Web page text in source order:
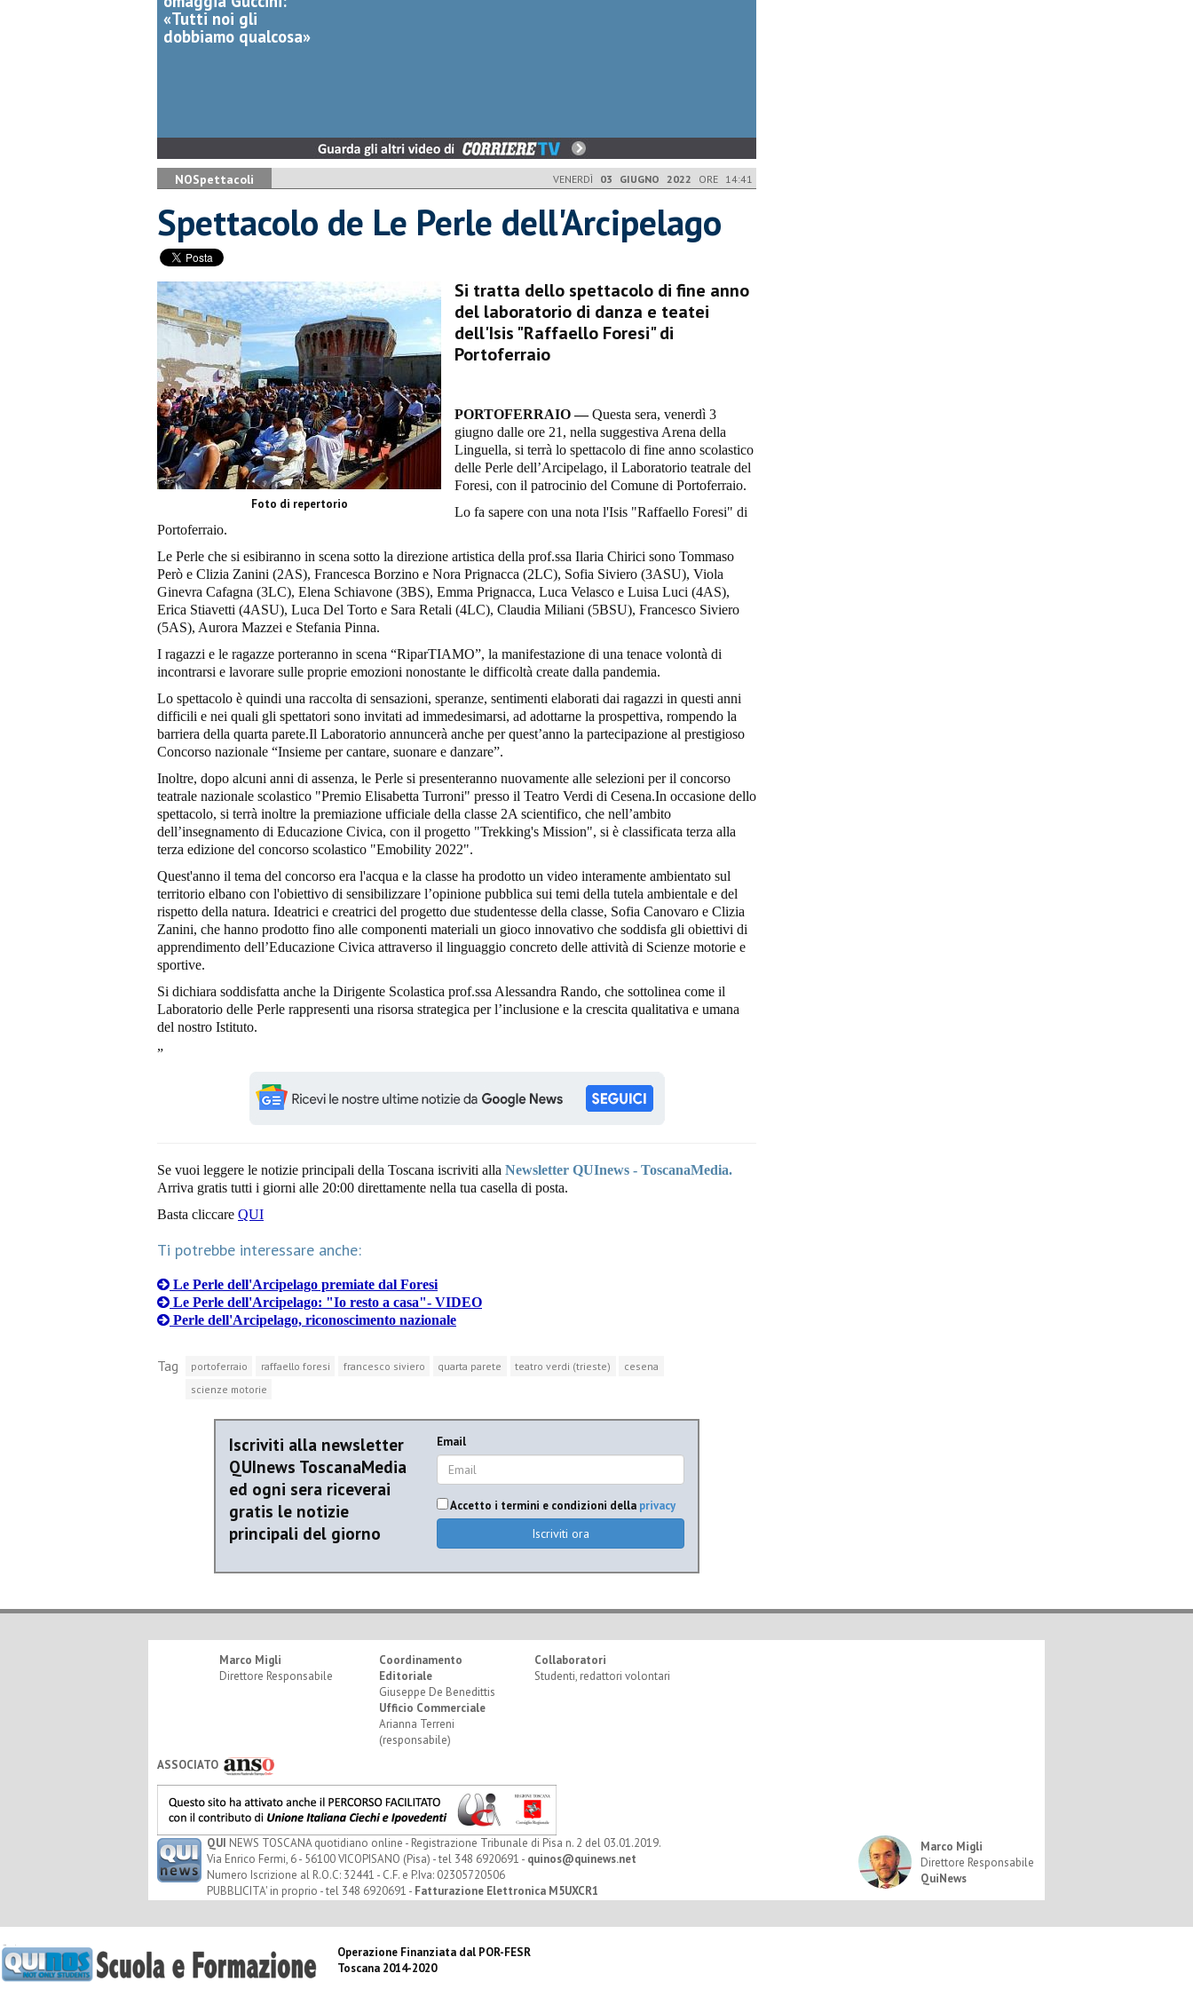
«Tutti noi gli
dobbiamo qualcosa»
NOSpettacoli VENERDÌ 03 GIUGNO 2022 ORE 14:41
Spettacolo de Le Perle dell'Arcipelago
Foto di repertorio
Si tratta dello spettacolo di fine anno
del laboratorio di danza e teatei
dell'Isis "Raffaello Foresi" di
Portoferraio
PORTOFERRAIO —Questa sera, venerdì 3
giugno dalle ore 21, nella suggestiva Arena della
Linguella, si terrà lo spettacolo di fine anno scolastico
delle Perle dell’Arcipelago, il Laboratorio teatrale del
Foresi, con il patrocinio del Comune di Portoferraio.
Lo fa sapere con una nota l'Isis "Raffaello Foresi" di
Portoferraio.
Le Perle che si esibiranno in scena sotto la direzione artistica della prof.ssa Ilaria Chirici sono Tommaso
Però e Clizia Zanini (2AS), Francesca Borzino e Nora Prignacca (2LC), Sofia Siviero (3ASU), Viola
Ginevra Cafagna (3LC), Elena Schiavone (3BS), Emma Prignacca, Luca Velasco e Luisa Luci (4AS),
Erica Stiavetti (4ASU), Luca Del Torto e Sara Retali (4LC), Claudia Miliani (5BSU), Francesco Siviero
(5AS), Aurora Mazzei e Stefania Pinna.
I ragazzi e le ragazze porteranno in scena “RiparTIAMO”, la manifestazione di una tenace volontà di
incontrarsi e lavorare sulle proprie emozioni nonostante le difficoltà create dalla pandemia.
Lo spettacolo è quindi una raccolta di sensazioni, speranze, sentimenti elaborati dai ragazzi in questi anni
difficili e nei quali gli spettatori sono invitati ad immedesimarsi, ad adottarne la prospettiva, rompendo la
barriera della quarta parete.Il Laboratorio annuncerà anche per quest’anno la partecipazione al prestigioso
Concorso nazionale “Insieme per cantare, suonare e danzare”.
Inoltre, dopo alcuni anni di assenza, le Perle si presenteranno nuovamente alle selezioni per il concorso
teatrale nazionale scolastico "Premio Elisabetta Turroni" presso il Teatro Verdi di Cesena.In occasione dello
spettacolo, si terrà inoltre la premiazione ufficiale della classe 2A scientifico, che nell’ambito
dell’insegnamento di Educazione Civica, con il progetto "Trekking's Mission", si è classificata terza alla
terza edizione del concorso scolastico "Emobility 2022".
Quest'anno il tema del concorso era l'acqua e la classe ha prodotto un video interamente ambientato sul
territorio elbano con l'obiettivo di sensibilizzare l’opinione pubblica sui temi della tutela ambientale e del
rispetto della natura. Ideatrici e creatrici del progetto due studentesse della classe, Sofia Canovaro e Clizia
Zanini, che hanno prodotto fino alle componenti materiali un gioco innovativo che soddisfa gli obiettivi di
apprendimento dell’Educazione Civica attraverso il linguaggio concreto delle attività di Scienze motorie e
sportive.
Si dichiara soddisfatta anche la Dirigente Scolastica prof.ssa Alessandra Rando, che sottolinea come il
Laboratorio delle Perle rappresenti una risorsa strategica per l’inclusione e la crescita qualitativa e umana
del nostro Istituto.
”
Se vuoi leggere le notizie principali della Toscana iscriviti alla Newsletter QUInews - ToscanaMedia.
Arriva gratis tutti i giorni alle 20:00 direttamente nella tua casella di posta.
Basta cliccare QUI
Ti potrebbe interessare anche:
Le Perle dell'Arcipelago premiate dal Foresi
Le Perle dell'Arcipelago: "Io resto a casa"- VIDEO
Perle dell'Arcipelago, riconoscimento nazionale
Tag portoferraio raffaello foresi francesco siviero quarta parete teatro verdi (trieste)
cesena
scienze motorie
Iscriviti alla newsletter
QUInews ToscanaMedia
ed ogni sera riceverai
gratis le notizie
principali del giorno
Email
Accetto i termini e condizioni della privacy
Iscriviti ora
Marco Migli
Direttore Responsabile
Coordinamento
Editoriale
Giuseppe De Benedittis
Ufficio Commerciale
Arianna Terreni
(responsabile)
Collaboratori
Studenti, redattori volontari
ASSOCIATO
QUI NEWS TOSCANA quotidiano online - Registrazione Tribunale di Pisa n. 2 del 03.01.2019.
Via Enrico Fermi, 6 - 56100 VICOPISANO (Pisa) - tel 348 6920691 - quinos@quinews.net
Numero Iscrizione al R.O.C: 32441 - C.F. e P.Iva: 02305720506
PUBBLICITA' in proprio - tel 348 6920691 - Fatturazione Elettronica M5UXCR1
Marco Migli
Direttore Responsabile
QuiNews
Operazione Finanziata dal POR-FESR
Toscana 2014-2020